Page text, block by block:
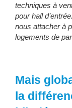
techniques à
pour hall
nous attacher à
logements de
Mais
la